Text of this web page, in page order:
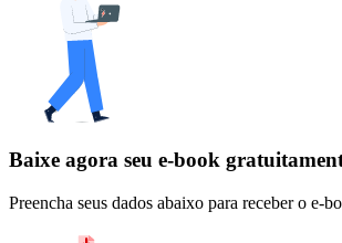
Baixe agora seu e-book
Preencha seus dados abaixo para receber o e-